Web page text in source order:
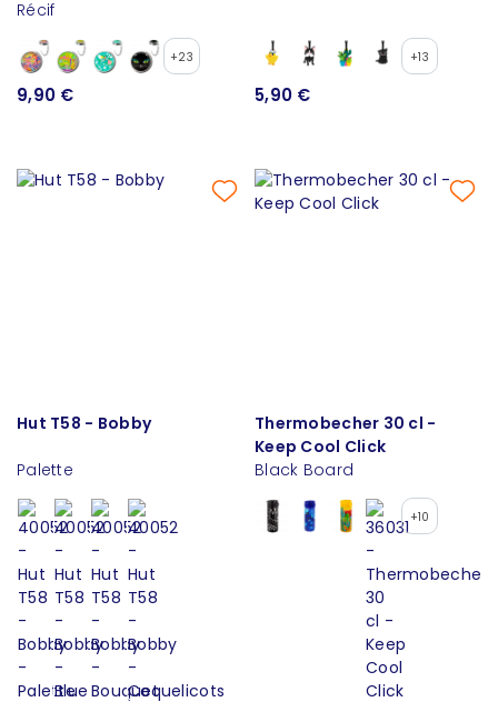
Récif
+23
9,90 €
+13
5,90 €
Hut T58 - Bobby
Palette
Thermobecher 30 cl -
Keep Cool Click
Black Board
+10